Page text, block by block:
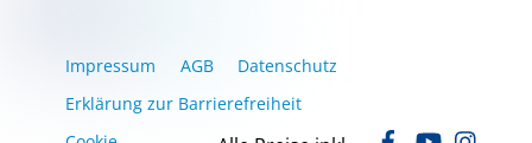
Impressum AGB
Datenschutz
Erklärung zur Barrierefreiheit
FacebookYouTube